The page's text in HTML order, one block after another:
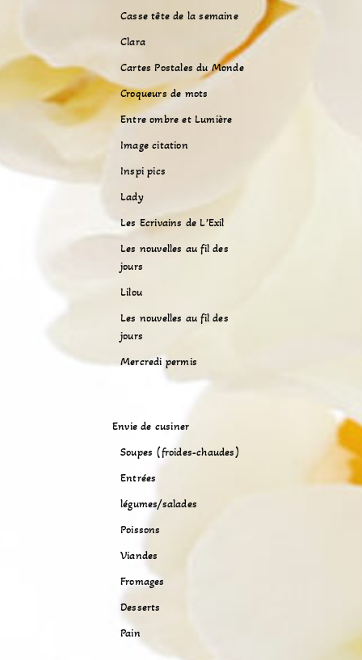
Casse tête de la semaine
Clara
Cartes Postales du Monde
Croqueurs de mots
Entre ombre et Lumière
Image citation
Inspi pics
Lady
Les Ecrivains de L’Exil
Les nouvelles au fil des
jours
Lilou
Les nouvelles au fil des
jours
Mercredi permis
Envie de cusiner
Soupes (froides-chaudes)
Entrées
légumes/salades
Poissons
Viandes
Fromages
Desserts
Pain